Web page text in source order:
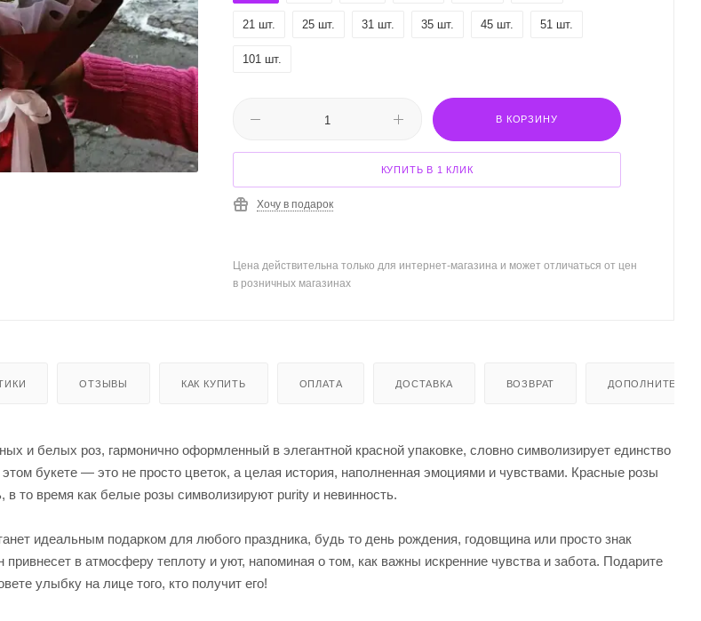
21 шт. 25 шт. 31 шт. 35 шт. 45 шт. 51 шт.
101 шт.
В КОРЗИНУ
КУПИТЬ В 1 КЛИК
Хочу в подарок
Цена действительна только для интернет-магазина и может отличаться от цен
в розничных магазинах
ОТЗЫВЫ КАК КУПИТЬ ОПЛАТА ДОСТАВКА ВОЗВРАТ
и белых роз, гармонично оформленный в элегантной красной упаковке, словно символизирует единство
букете — это не просто цветок, а целая история, наполненная эмоциями и чувствами. Красные розы
то время как белые розы символизируют purity и невинность.
идеальным подарком для любого праздника, будь то день рождения, годовщина или просто знак
привнесет в атмосферу теплоту и уют, напоминая о том, как важны искренние чувства и забота. Подарите
улыбку на лице того, кто получит его!